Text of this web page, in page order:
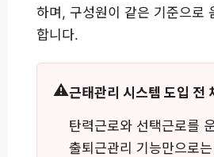
하며, 구성원이 같은 기준으로
합니다.
근태관리 시스템 도입 전
탄력근로와 선택근로를
출퇴근관리 기능만으로